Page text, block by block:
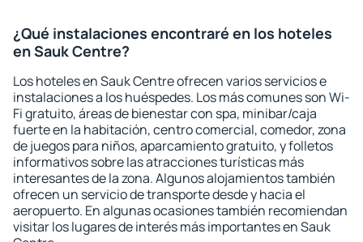
¿Qué instalaciones encontraré en los hoteles
en Sauk Centre?
Los hoteles en Sauk Centre ofrecen varios servicios e
instalaciones a los huéspedes. Los más comunes son Wi-
Fi gratuito, áreas de bienestar con spa, minibar/caja
fuerte en la habitación, centro comercial, comedor, zona
de juegos para niños, aparcamiento gratuito, y folletos
informativos sobre las atracciones turísticas más
interesantes de la zona. Algunos alojamientos también
ofrecen un servicio de transporte desde y hacia el
aeropuerto. En algunas ocasiones también recomiendan
visitar los lugares de interés más importantes en Sauk